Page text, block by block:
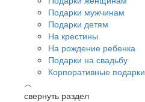
Подарки мужчинам
Подарки детям
На крестины
На рождение ребенка
Подарки на свадьбу
Корпоративные подарки
︿
свернуть раздел